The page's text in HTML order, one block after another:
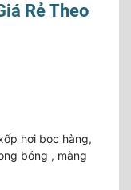
Rẻ Theo
hơi bọc hàng,
bóng , màng